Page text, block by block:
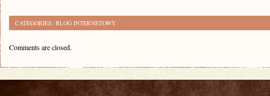
CATEGORIES: BLOG INTERNETOWY
Comments are closed.